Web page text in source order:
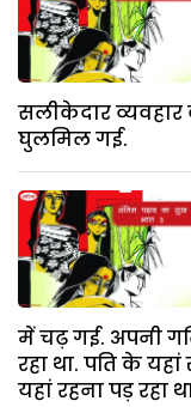
सलीकेदार
घुलमिल गई.
में चढ़ गई. अपनी
रहा था. पति के
यहां रहना पड़ रहा